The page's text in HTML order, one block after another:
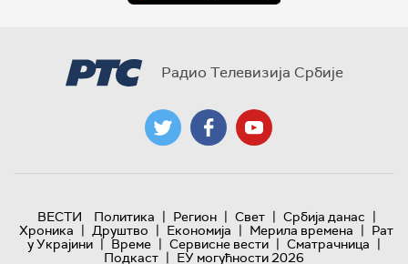
Радио Телевизија Србије
ВЕСТИ Политика | Регион | Свет | Србија данас |
Хроника | Друштво | Економија | Мерила времена | Рат
у Украјини | Време | Сервисне вести | Сматрачница |
Подкаст | ЕУ могућности 2026